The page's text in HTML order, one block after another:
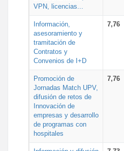
VPN, licencias...
Información,
asesoramiento y
tramitación de
Contratos y
Convenios de I+D
7,76
Promoción de
Jornadas Match UPV,
difusión de retos de
Innovación de
empresas y desarrollo
de programas con
hospitales
7,76